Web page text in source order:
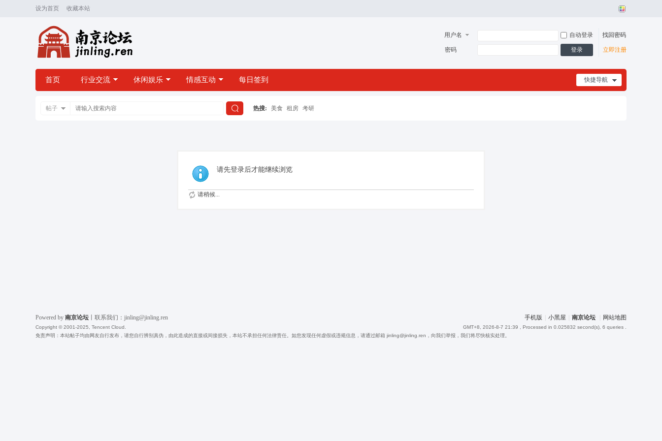
设为首页 收藏本站
用户名 自动登录 找回密码
密码 登录 立即注册
快捷导航
首页 行业交流 休闲娱乐 情感互动 每日签到
帖子
索
热搜: 美食 租房 考研
请先登录后才能继续浏览
请稍候...
手机版 小黑屋 南京论坛 网站地图
GMT+8, 2026-8-7 21:39 , Processed in 0.025832 second(s), 6 queries .
Powered by 南京论坛 丨联系我们：jinling@jinling.ren
Copyright © 2001-2025, Tencent Cloud.
免责声明：本站帖子均由网友自行发布，请您自行辨别真伪，由此造成的直接或间接损失，本站不承担任何法律责任。如您发现任何虚假或违规信息，请通过邮箱 jinling@jinling.ren，向我们举报，我们将尽快核实处理。